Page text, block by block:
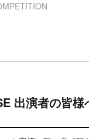
出演者の皆